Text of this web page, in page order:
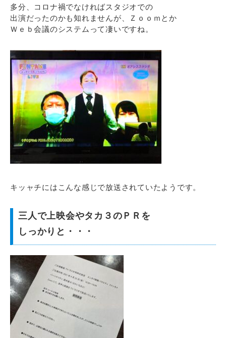
多分、コロナ禍でなければスタジオでの
出演だったのかも知れませんが、Ｚｏｏｍとか
Ｗｅｂ会議のシステムって凄いですね。
キッャチにはこんな感じで放送されていたようです。
三人で上映会やタカ３のＰＲを
しっかりと・・・